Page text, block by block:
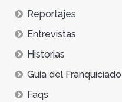
Reportajes
Entrevistas
Historias
Guía del Franquiciado
Faqs